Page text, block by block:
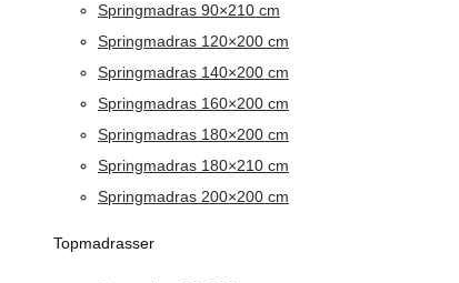
Springmadras 90×210 cm
Springmadras 120×200 cm
Springmadras 140×200 cm
Springmadras 160×200 cm
Springmadras 180×200 cm
Springmadras 180×210 cm
Springmadras 200×200 cm
Topmadrasser